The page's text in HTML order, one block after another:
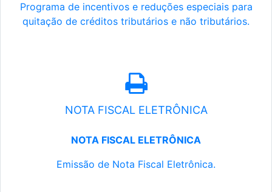
Programa de incentivos e reduções especiais para
quitação de créditos tributários e não tributários.
NOTA FISCAL ELETRÔNICA
NOTA FISCAL ELETRÔNICA
Emissão de Nota Fiscal Eletrônica.